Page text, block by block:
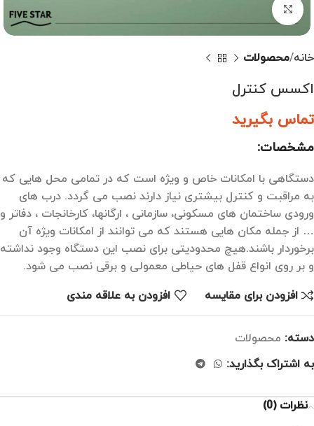
بزرگنمایی تصویر
خانه محصولات
اکسس کنترل
تماس بگیرید
مشخصات:
دستگاهی با امکانات خاص و ويژه است که در تمامی محل هايی که
به مراقبت و کنترل بيشتری نياز دارند نصب می گردد. درب های
ورودی ساختمان های مسکونی، سازمانی ، ارگانها، کارخانجات ، دفاتر و
… از جمله مکان هايی هستند که می توانند از امکانات ويژه آن
برخوردار باشند.هيچ محدوديتی برای نصب اين دستگاه وجود نداشته
و بر روی انواع قفل های حياطی معمولی و برقی نصب می شود.
افزودن برای مقایسه
افزودن به علاقه مندی
دسته: محصولات
به اشتراک بگذارید:
نظرات (0)